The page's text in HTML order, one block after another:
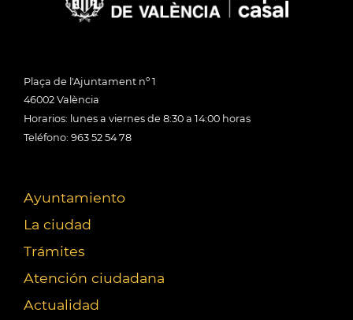
Plaça de l'Ajuntament nº 1
46002 València
Horarios: lunes a viernes de 8:30 a 14:00 horas
Teléfono: 963 52 54 78
Ayuntamiento
La ciudad
Trámites
Atención ciudadana
Actualidad